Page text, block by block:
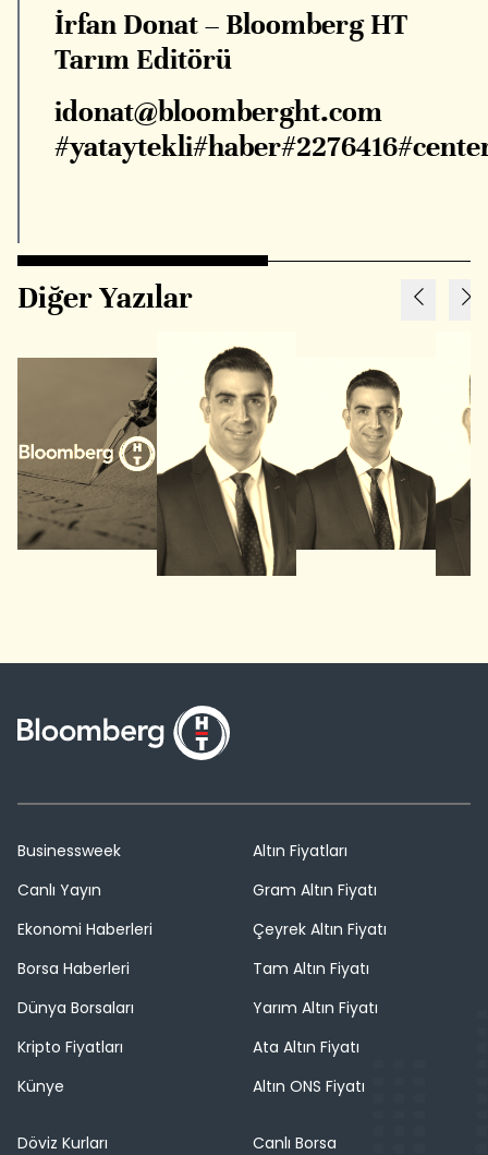
İrfan Donat – Bloomberg HT
Tarım Editörü
idonat@bloomberght.com
Diğer Yazılar
Businessweek
Canlı Yayın
Ekonomi Haberleri
Borsa Haberleri
Dünya Borsaları
Kripto Fiyatları
Künye
Altın Fiyatları
Gram Altın Fiyatı
Çeyrek Altın Fiyatı
Tam Altın Fiyatı
Yarım Altın Fiyatı
Ata Altın Fiyatı
Altın ONS Fiyatı
Döviz Kurları
Canlı Borsa